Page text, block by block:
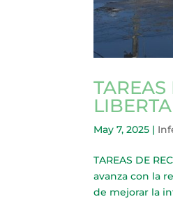
May 7, 2025 |
TAREAS DE
avanza con la
de mejorar la